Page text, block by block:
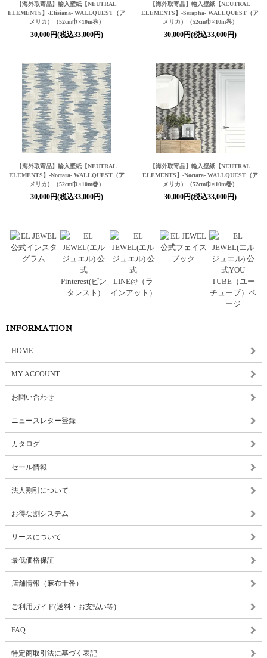
【海外取寄品】輸入壁紙 【NEUTRAL
ELEMENTS】-Elisiana- WALLQUEST（ア
メリカ）（52cm巾×10m巻）
30,000円(税込33,000円)
【海外取寄品】輸入壁紙 【NEUTRAL
ELEMENTS】-Serapha- WALLQUEST（ア
メリカ）（52cm巾×10m巻）
30,000円(税込33,000円)
【海外取寄品】輸入壁紙 【NEUTRAL
ELEMENTS】 -Noctara- WALLQUEST（ア
メリカ）（52cm巾×10m巻）
30,000円(税込33,000円)
【海外取寄品】輸入壁紙 【NEUTRAL
ELEMENTS】 -Noctara- WALLQUEST（ア
メリカ）（52cm巾×10m巻）
30,000円(税込33,000円)
INFORMATION
HOME
MY ACCOUNT
お問い合わせ
ニュースレター登録
カタログ
セール情報
法人割引について
お得な割システム
リースについて
最低価格保証
店舗情報（麻布十番）
ご利用ガイド(送料・お支払い等)
FAQ
特定商取引法に基づく表記